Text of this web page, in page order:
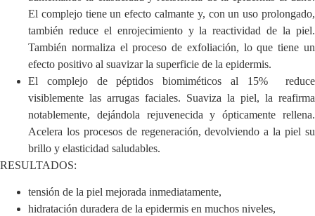
El complejo tiene un efecto calmante y, con un uso prolongado,
también reduce el enrojecimiento y la reactividad de la piel.
También normaliza el proceso de exfoliación, lo que tiene un
efecto positivo al suavizar la superficie de la epidermis.
El complejo de péptidos biomiméticos al 15%reduce
visiblemente las arrugas faciales. Suaviza la piel, la reafirma
notablemente, dejándola rejuvenecida y ópticamente rellena.
Acelera los procesos de regeneración, devolviendo a la piel su
brillo y elasticidad saludables.
RESULTADOS:
tensión de la piel mejorada inmediatamente,
hidratación duradera de la epidermis en muchos niveles,